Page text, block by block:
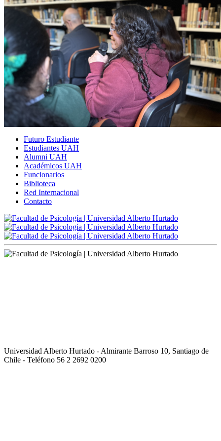
Futuro Estudiante
Estudiantes UAH
Alumni UAH
Académicos UAH
Funcionarios
Biblioteca
Red Internacional
Contacto
Universidad Alberto Hurtado - Almirante Barroso 10, Santiago de
Chile - Teléfono 56 2 2692 0200